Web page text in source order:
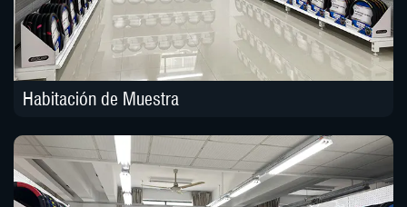
Habitación de Muestra